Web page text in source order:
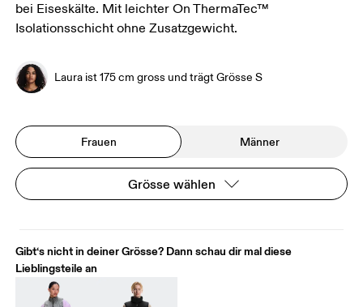
bei Eiseskälte. Mit leichter On ThermaTec™
Isolationsschicht ohne Zusatzgewicht.
Laura ist 175 cm gross und trägt Grösse S
Frauen Männer
Grösse wählen
Gibt‘s nicht in deiner Grösse? Dann schau dir mal diese
Lieblingsteile an